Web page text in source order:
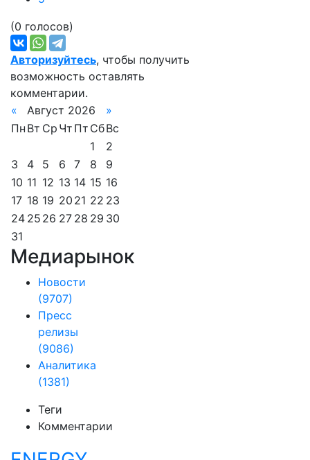
(0 голосов)
Авторизуйтесь, чтобы получить
возможность оставлять
комментарии.
«
Август 2026
»
Пн Вт Ср Чт Пт СбВс
1
2
3
4 5 6 7 8
9
10 11 12 13 14 15 16
17 18 19 20 21 22 23
24 25 26 27 28 29 30
31
Медиарынок
Новости
(9707)
Пресс
релизы
(9086)
Аналитика
(1381)
Теги
Комментарии